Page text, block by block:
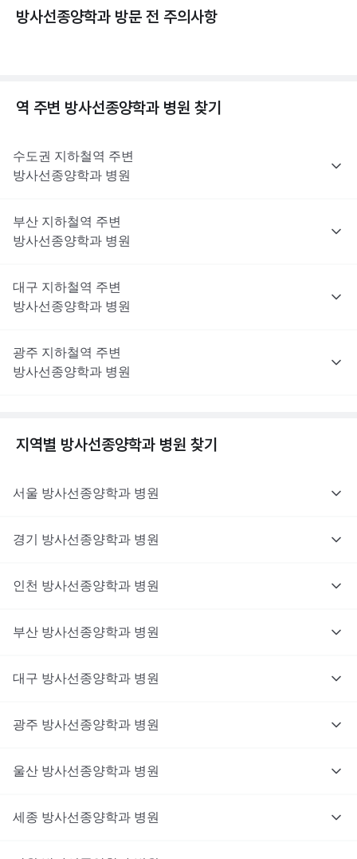
방사선종양학과 방문 전 주의사항
역 주변 방사선종양학과 병원 찾기
수도권 지하철역 주변
방사선종양학과 병원
부산 지하철역 주변
방사선종양학과 병원
대구 지하철역 주변
방사선종양학과 병원
광주 지하철역 주변
방사선종양학과 병원
지역별 방사선종양학과 병원 찾기
서울 방사선종양학과 병원
경기 방사선종양학과 병원
인천 방사선종양학과 병원
부산 방사선종양학과 병원
대구 방사선종양학과 병원
광주 방사선종양학과 병원
울산 방사선종양학과 병원
세종 방사선종양학과 병원